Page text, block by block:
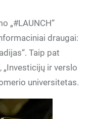
draugai:
Taip pat
„Investicijų ir verslo
universitetas.